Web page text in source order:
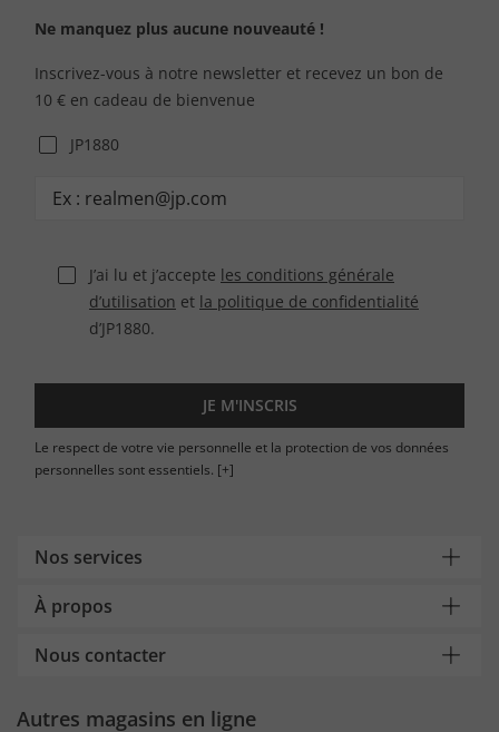
Ne manquez plus aucune nouveauté !
Inscrivez-vous à notre newsletter et recevez un bon de
10 € en cadeau de bienvenue
JP1880
J’ai lu et j’accepte les conditions générale
d’utilisation et la politique de confidentialité
d’JP1880.
JE M'INSCRIS
Le respect de votre vie personnelle et la protection de vos données
personnelles sont essentiels. [+]
Nos services
À propos
Nous contacter
Autres magasins en ligne